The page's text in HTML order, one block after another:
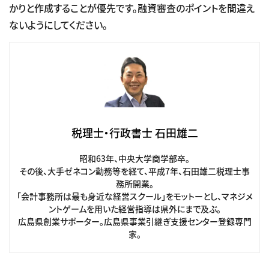
かりと作成することが優先です。融資審査のポイントを間違え
ないようにしてください。
税理士・行政書士 石田雄二
昭和63年、中央大学商学部卒。
その後、大手ゼネコン勤務等を経て、平成7年、石田雄二税理士事
務所開業。
「会計事務所は最も身近な経営スクール」をモットーとし、マネジメ
ントゲームを用いた経営指導は県外にまで及ぶ。
広島県創業サポーター。広島県事業引継ぎ支援センター登録専門
家。